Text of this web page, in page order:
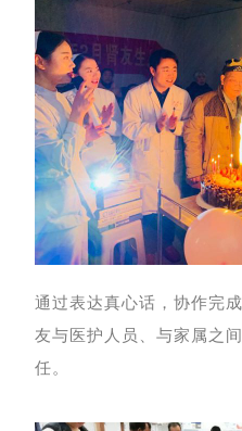
通过表达真心话，协作完
友与医护人员、与家属之
任。